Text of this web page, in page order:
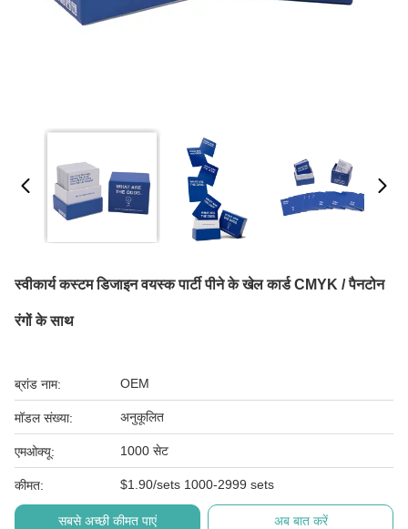
स्वीकार्य कस्टम डिजाइन वयस्क पार्टी पीने के खेल कार्ड CMYK / पैनटोन
रंगों के साथ
ब्रांड नाम: OEM
मॉडल संख्या: अनुकूलित
एमओक्यू: 1000 सेट
कीमत: $1.90/sets 1000-2999 sets
सबसे अच्छी कीमत पाएं अब बात करें